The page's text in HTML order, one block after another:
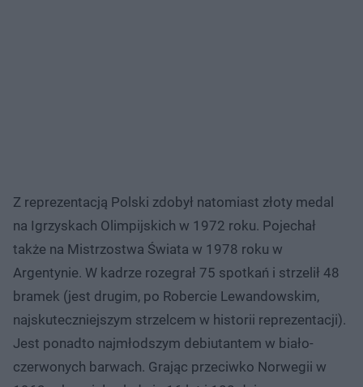
Z reprezentacją Polski zdobył natomiast złoty medal
na Igrzyskach Olimpijskich w 1972 roku. Pojechał
także na Mistrzostwa Świata w 1978 roku w
Argentynie. W kadrze rozegrał 75 spotkań i strzelił 48
bramek (jest drugim, po Robercie Lewandowskim,
najskuteczniejszym strzelcem w historii reprezentacji).
Jest ponadto najmłodszym debiutantem w biało-
czerwonych barwach. Grając przeciwko Norwegii w